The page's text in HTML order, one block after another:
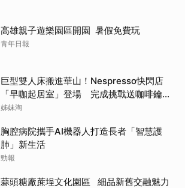
高雄親子遊樂園區開園 暑假免費玩
青年日報
巨型雙人床搬進華山！Nespresso快閃店
「早咖起居室」登場 完成挑戰送咖啡鑰匙
圈
姊妹淘
胸腔病院攜手AI機器人打造長者「智慧護
肺」新生活
勁報
蒜頭糖廠蔗埕文化園區 細品新舊交融魅力